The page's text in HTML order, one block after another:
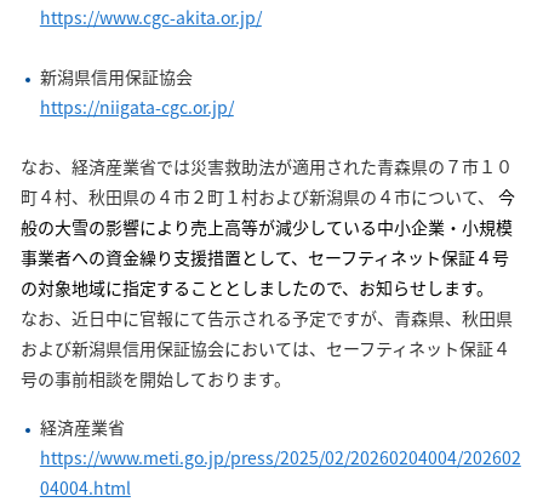
https://www.cgc-akita.or.jp/
新潟県信用保証協会
https://niigata-cgc.or.jp/
なお、経済産業省では災害救助法が適用された青森県の７市１０
町４村、秋田県の４市２町１村および新潟県の４市について、 今
般の大雪の影響により売上高等が減少している中小企業・小規模
事業者への資金繰り支援措置として、 セーフティネット保証４号
の対象地域に指定することとしましたので、お知らせします。
なお、近日中に官報にて告示される予定ですが、青森県、秋田県
および新潟県信用保証協会においては、セーフティネット保証４
号の事前相談を開始しております。
経済産業省
https://www.meti.go.jp/press/2025/02/20260204004/202602
04004.html